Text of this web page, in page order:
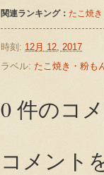
関連ランキング： たこ焼き
時刻: 12月 12, 2017
ラベル: たこ焼き・粉も
0 件のコ
コメント